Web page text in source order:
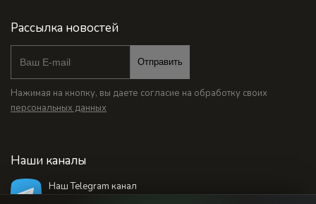
Рассылка новостей
Отправить
Нажимая на кнопку, вы даете согласие на обработку своих
персональных данных
Наши каналы
Наш Telegram канал